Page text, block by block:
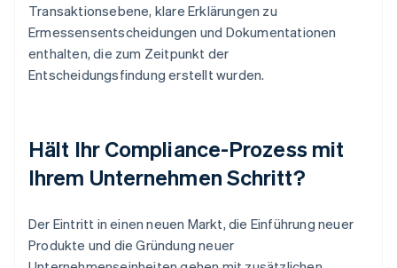
Transaktionsebene, klare Erklärungen zu
Ermessensentscheidungen und Dokumentationen
enthalten, die zum Zeitpunkt der
Entscheidungsfindung erstellt wurden.
Hält Ihr Compliance-Prozess mit
Ihrem Unternehmen Schritt?
Der Eintritt in einen neuen Markt, die Einführung neuer
Produkte und die Gründung neuer